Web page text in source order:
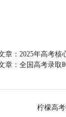
章： 2025年高考核
章： 全国高考录取
柠檬高